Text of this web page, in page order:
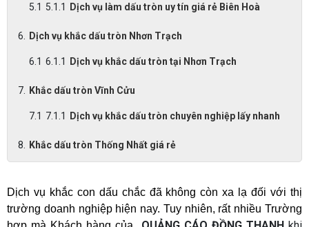
Dịch vụ làm dấu tròn uy tín giá rẻ Biên Hoà
Dịch vụ khắc dấu tròn Nhơn Trạch
Dịch vụ khắc dấu tròn tại Nhơn Trạch
Khắc dấu tròn Vĩnh Cửu
Dịch vụ khắc dấu tròn chuyên nghiệp lấy nhanh
Khắc dấu tròn Thống Nhất giá rẻ
Dịch vụ khắc con dấu chắc đã không còn xa lạ đối với thị
trường doanh nghiệp hiện nay. Tuy nhiên, rất nhiều Trường